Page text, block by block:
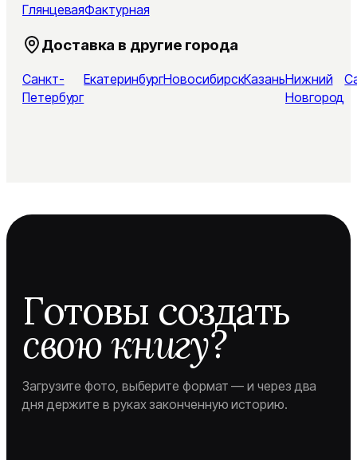
ГлянцеваяФактурная
Доставка в другие города
Санкт-
Петербург
ЕкатеринбургНовосибирскКазаньНижний
Новгород
Готовы создать
свою книгу?
Загрузите фото, выберите формат — и через два
дня держите в руках законченную историю.